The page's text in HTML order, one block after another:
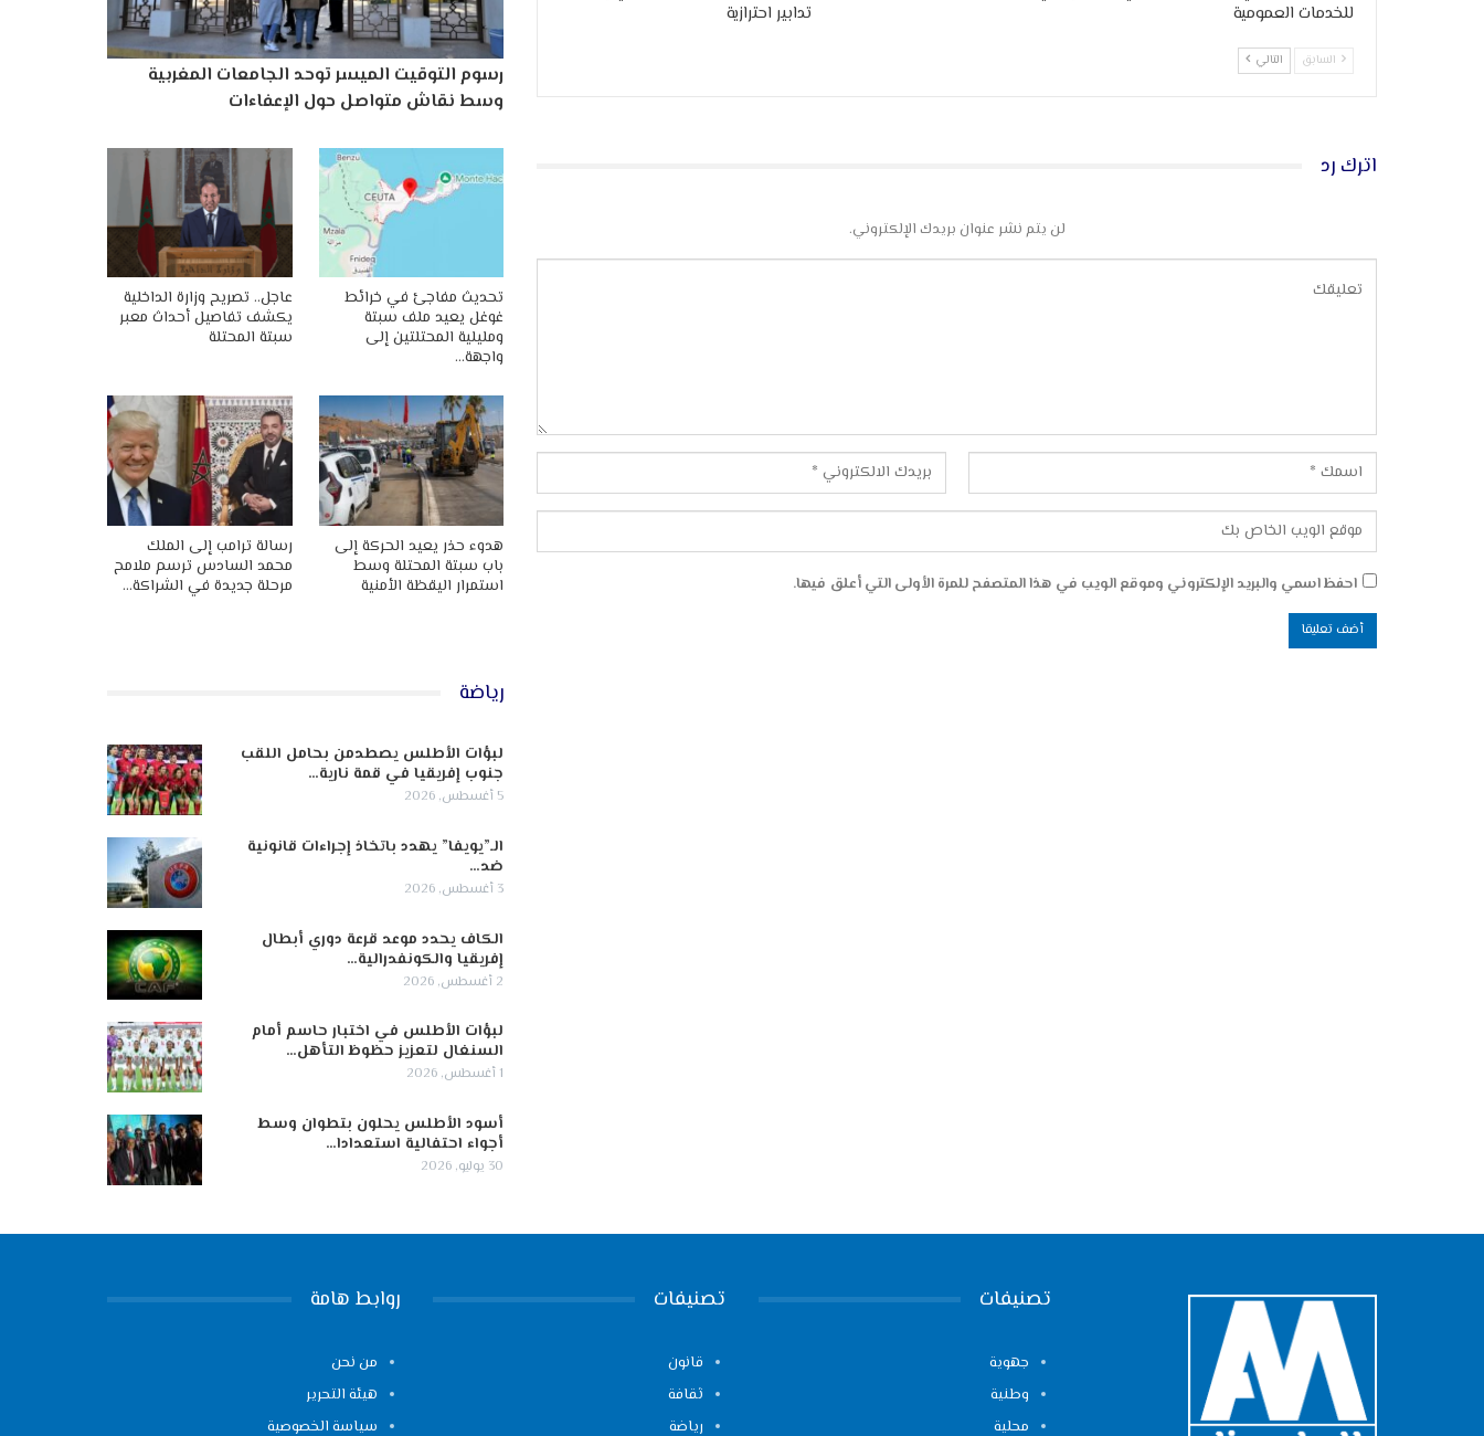
للخدمات العمومية
تدابير احترازية
السابق التالي
اترك رد
لن يتم نشر عنوان بريدك الإلكتروني.
احفظ اسمي والبريد الإلكتروني وموقع الويب في هذا المتصفح للمرة الأولى التي أعلق فيها.
رسوم التوقيت الميسر توحد الجامعات المغربية
وسط نقاش متواصل حول الإعفاءات
تحديث مفاجئ في خرائط
غوغل يعيد ملف سبتة
ومليلية المحتلتين إلى
واجهة…
عاجل.. تصريح وزارة الداخلية
يكشف تفاصيل أحداث معبر
سبتة المحتلة
هدوء حذر يعيد الحركة إلى
باب سبتة المحتلة وسط
استمرار اليقظة الأمنية
رسالة ترامب إلى الملك
محمد السادس ترسم ملامح
مرحلة جديدة في الشراكة…
رياضة
لبؤات الأطلس يصطدمن بحامل اللقب
جنوب إفريقيا في قمة نارية…
5 أغسطس, 2026
الـ”يويفا” يهدد باتخاذ إجراءات قانونية
ضد…
3 أغسطس, 2026
الكاف يحدد موعد قرعة دوري أبطال
إفريقيا والكونفدرالية…
2 أغسطس, 2026
لبؤات الأطلس في اختبار حاسم أمام
السنغال لتعزيز حظوظ التأهل…
1 أغسطس, 2026
أسود الأطلس يحلون بتطوان وسط
أجواء احتفالية استعدادا…
30 يوليو, 2026
تصنيفات
جهوية
وطنية
محلية
تصنيفات
قانون
ثقافة
رياضة
روابط هامة
من نحن
هيئة التحرير
سياسة الخصوصية